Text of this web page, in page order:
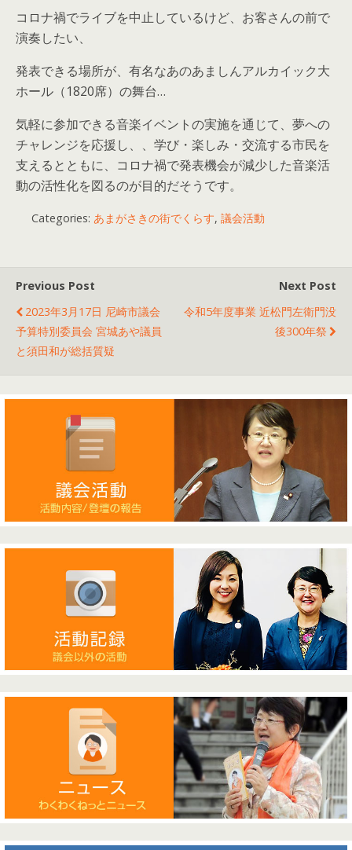
コロナ禍でライブを中止しているけど、お客さんの前で
演奏したい、
発表できる場所が、有名なあのあましんアルカイック大
ホール（1820席）の舞台…
気軽に参加できる音楽イベントの実施を通じて、夢への
チャレンジを応援し、、学び・楽しみ・交流する市民を
支えるとともに、コロナ禍で発表機会が減少した音楽活
動の活性化を図るのが目的だそうです。
Categories: あまがさきの街でくらす, 議会活動
Previous Post
2023年3月17日 尼崎市議会
予算特別委員会 宮城あや議員
と須田和が総括質疑
Next Post
令和5年度事業 近松門左衛門没
後300年祭